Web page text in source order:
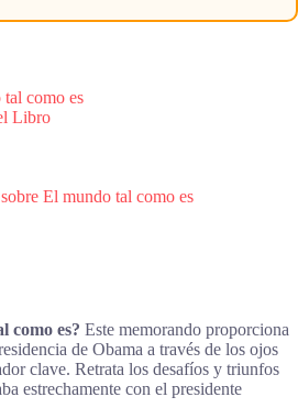
como es
Libro
El mundo tal como es
como es? Este memorando proporciona
de Obama a través de los ojos
clave. Retrata los desafíos y triunfos
estrechamente con el presidente